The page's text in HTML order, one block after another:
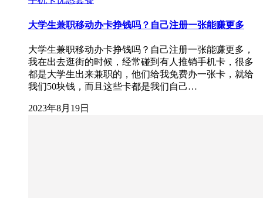
大学生兼职移动办卡挣钱吗？自己注册一张能赚更多
大学生兼职移动办卡挣钱吗？自己注册一张能赚更多，
我在出去逛街的时候，经常碰到有人推销手机卡，很多
都是大学生出来兼职的，他们给我免费办一张卡，就给
我们50块钱，而且这些卡都是我们自己…
2023年8月19日